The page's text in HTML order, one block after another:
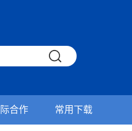
合作 常用下载